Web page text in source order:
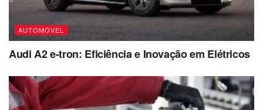
AUTOMÓVEL
Audi A2 e-tron: Eficiência e Inovação em Elétricos